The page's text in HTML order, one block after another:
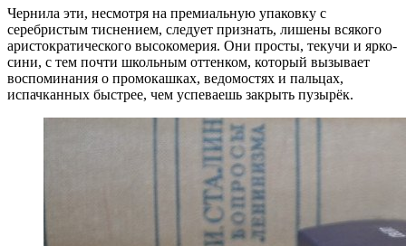
Чернила эти, несмотря на премиальную упаковку с
серебристым тиснением, следует признать, лишены всякого
аристократического высокомерия. Они просты, текучи и ярко-
сини, с тем почти школьным оттенком, который вызывает
воспоминания о промокашках, ведомостях и пальцах,
испачканных быстрее, чем успеваешь закрыть пузырёк.